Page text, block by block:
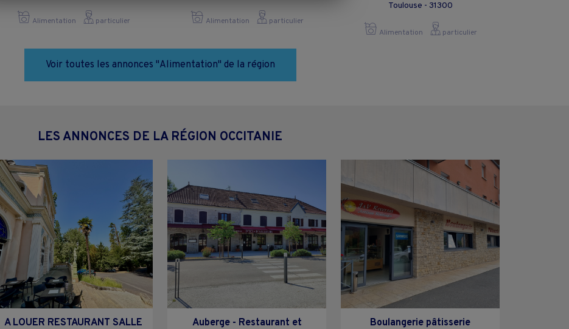
Alimentation particulier Alimentation particulier
Toulouse - 31300
Alimentation particulier
Voir toutes les annonces "Alimentation" de la région
LES ANNONCES DE LA RÉGION OCCITANIE
A LOUER RESTAURANT SALLE
Auberge - Restaurant et
Boulangerie pâtisserie